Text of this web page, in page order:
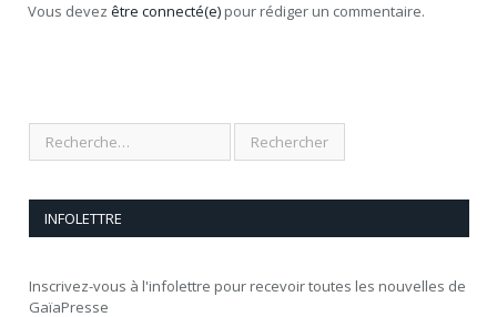
Vous devez être connecté(e) pour rédiger un commentaire.
INFOLETTRE
Inscrivez-vous à l'infolettre pour recevoir toutes les nouvelles de
GaïaPresse